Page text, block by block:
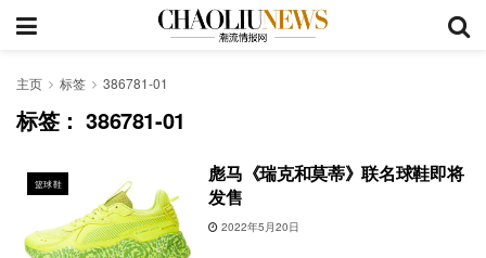
主页 标签 386781-01
标签：386781-01
篮球鞋
彪马《瑞克和莫蒂》联名球鞋即将
发售
2022年5月20日